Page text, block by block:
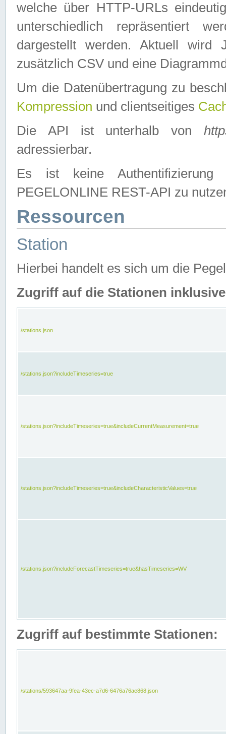
welche über HTTP-URLs
unterschiedlich repräsentiert
dargestellt werden. Aktuell wird
zusätzlich CSV und eine
Um die Datenübertragung zu
Kompression und clientseitiges
Die API ist unterhalb von
adressierbar.
Es ist keine
PEGELONLINE REST-API zu
Ressourcen
Station
Hierbei handelt es sich um die
Zugriff auf die Stationen
/stations.json
/stations.json?includeTimeseries=true
/stations.json?includeTimeseries=true&includeCurrentMeasurement=true
/stations.json?includeTimeseries=true&includeCharacteristicValues=true
/stations.json?includeForecastTimeseries=true&hasTimeseries=WV
Zugriff auf bestimmte Stationen:
/stations/593647aa-9fea-43ec-a7d6-6476a76ae868.json